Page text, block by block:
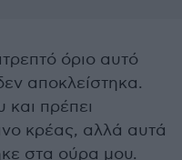
όριο αυτό
αποκλείστηκα.
πρέπει
κρέας, αλλά αυτά
στα ούρα μου.